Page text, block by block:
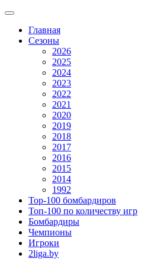
Главная
Сезоны
2026
2025
2024
2023
2022
2021
2020
2019
2018
2017
2016
2015
2014
1992
Top-100 бомбардиров
Топ-100 по количеству игр
Бомбардиры
Чемпионы
Игроки
2liga.by